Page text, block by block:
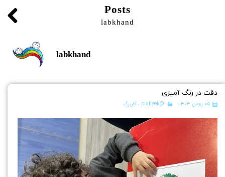
Posts
labkhand
labkhand
دقت در رنگ آمیزی
۰۵ بهمن ۱۴۰۴ @pishyek ،کاربرگ